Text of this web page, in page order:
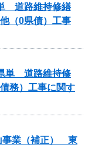
道路維持修繕
（0県債）工事
単 道路維持修
務）工事に関す
事業（補正） 東